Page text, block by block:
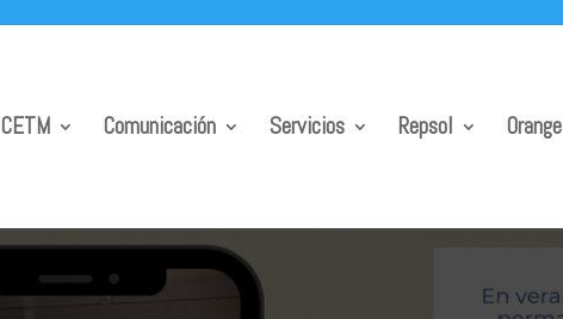
CETM Comunicación Servicios Repsol Orange